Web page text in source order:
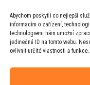
Abychom poskytli co nejlepší
informacím o zařízení,
technologiemi nám umožní
jedinečná ID na tomto webu.
ovlivnit určité vlastnosti a funkce.
Web vytvořila